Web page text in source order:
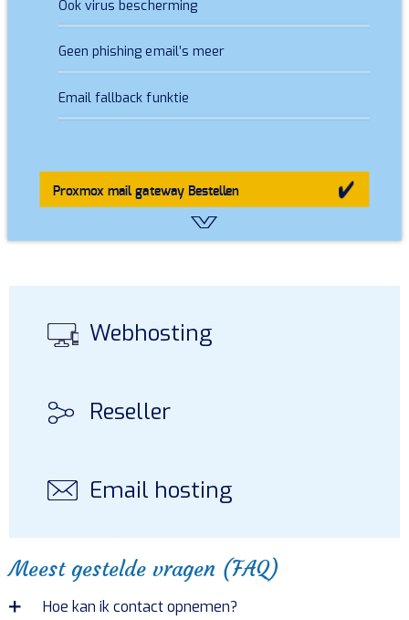
Ook virus bescherming
Geen phishing email’s meer
Email fallback funktie
Proxmox mail gateway Bestellen
Webhosting
Reseller
Email hosting
Meest gestelde vragen (FAQ)
Hoe kan ik contact opnemen?